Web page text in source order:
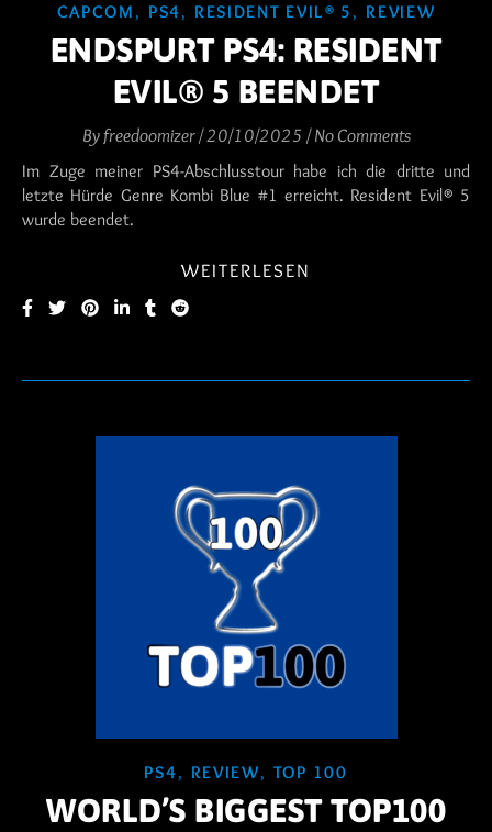
CAPCOM , PS4, RESIDENT EVIL® 5 , REVIEW
ENDSPURT PS4: RESIDENT
EVIL® 5 BEENDET
Byfreedoomizer/20/10/2025 / No Comments
Im Zuge meiner PS4-Abschlusstour habe ich die dritte und
letzte Hürde Genre Kombi Blue #1 erreicht. Resident Evil® 5
wurde beendet.
WEITERLESEN
PS4, REVIEW, TOP 100
WORLD’S BIGGEST TOP100